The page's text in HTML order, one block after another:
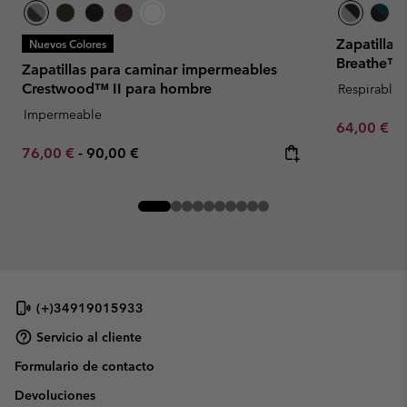
Nuevos Colores
Zapatillas para caminar impermeables
Crestwood™ II para hombre
Impermeable
Minimum sale price:
76,00 € - Maximum price:
90,00 €
Zapatillas
Breathe™
Respirable
Minimum
64,00 €
(+)34919015933
Servicio al cliente
Formulario de contacto
Devoluciones